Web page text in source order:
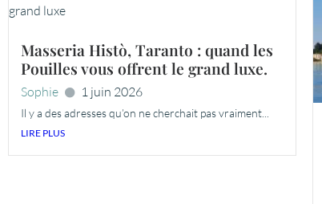
Masseria Histò, Taranto : quand les
Pouilles vous offrent le grand luxe.
Sophie 1 juin 2026
Il y a des adresses qu’on ne cherchait pas vraiment...
LIRE PLUS